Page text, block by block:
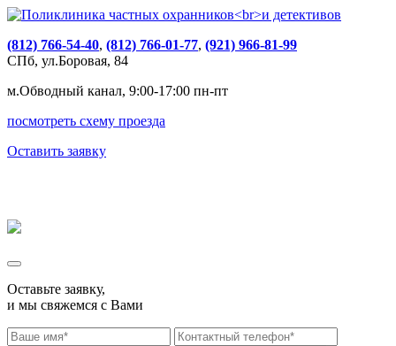
(812) 766-54-40, (812) 766-01-77, (921) 966-81-99
СПб, ул.Боровая, 84
м.Обводный канал, 9:00-17:00 пн-пт
посмотреть схему проезда
Оставить заявку
Оставьте заявку,
и мы свяжемся с Вами